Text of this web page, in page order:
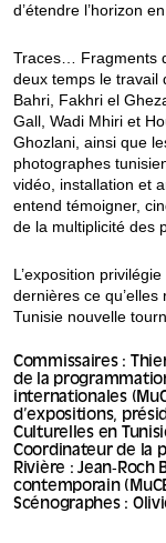
d’étendre l’horizon
Traces… Fragments
deux temps le travail
Bahri, Fakhri el
Gall, Wadi Mhiri et
Ghozlani, ainsi que
photographes
vidéo, installation et
entend témoigner,
de la multiplicité des
L’exposition
dernières ce qu’elles
Tunisie nouvelle
Commissaires :
de la
internationales
d’expositions,
Culturelles en
Coordinateur de la
Rivière :
contemporain
Scénographes :